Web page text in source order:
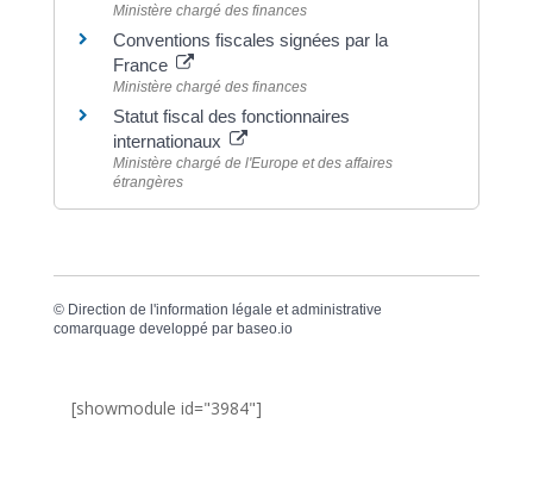
Ministère chargé des finances
Conventions fiscales signées par la
France
Ministère chargé des finances
Statut fiscal des fonctionnaires
internationaux
Ministère chargé de l'Europe et des affaires
étrangères
© Direction de l'information légale et administrative
comarquage developpé par baseo.io
[showmodule id="3984"]